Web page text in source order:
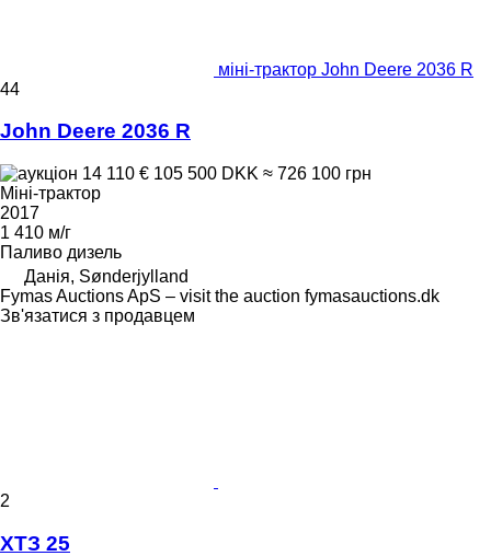
міні-трактор John Deere 2036 R
44
John Deere 2036 R
14 110 € 105 500 DKK ≈ 726 100 грн
Міні-трактор
2017
1 410 м/г
Паливо дизель
Данія, Sønderjylland
Fymas Auctions ApS – visit the auction fymasauctions.dk
Зв'язатися з продавцем
2
ХТЗ 25